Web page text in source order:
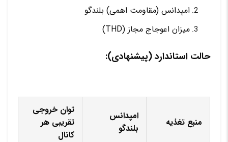
امپدانس (مقاومت اهمی) بلندگو
میزان اعوجاج مجاز (THD)
حالت استاندارد (پیشنهادی):
منبع تغذیه
امپدانس
بلندگو
توان خروجی
تقریبی هر
کانال